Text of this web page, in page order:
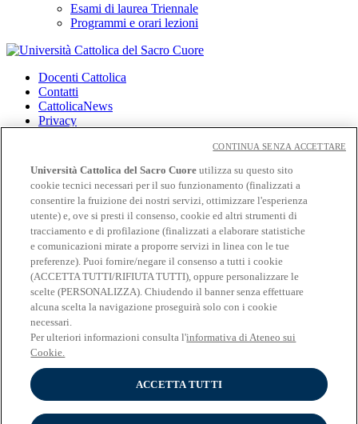
Esami di laurea Triennale
Programmi e orari lezioni
Docenti Cattolica
Contatti
CattolicaNews
Privacy
CloudMail iCatt
Wifi e Eduroam
Seguici su:
Facebook
Twitter
Instagram
Linkedin
YouTube
UNIVERSITÀ CATTOLICA
del Sacro Cuore
LARGO A. GEMELLI, 1 - 20123 Milano
C.F. & P.IVA 02133120150
Università Cattolica del Sacro Cuore utilizza su questo sito
cookie tecnici necessari per il suo funzionamento (finalizzati a
consentire la fruizione dei nostri servizi, ottimizzare l'esperienza
utente) e, ove si presti il consenso, cookie ed altri strumenti di
tracciamento e di profilazione (finalizzati a elaborare statistiche
e comunicazioni mirate a proporre servizi in linea con le tue
preferenze). Puoi fornire/negare il consenso a tutti i cookie
(ACCETTA TUTTI/RIFIUTA TUTTI), oppure personalizzare le
scelte (PERSONALIZZA). Chiudendo il banner senza effettuare
alcuna scelta la navigazione proseguirà solo con i cookie
necessari.
Per ulteriori informazioni consulta l'informativa di Ateneo sui
Cookie.
ACCETTA TUTTI
CONTINUA SENZA ACCETTARE